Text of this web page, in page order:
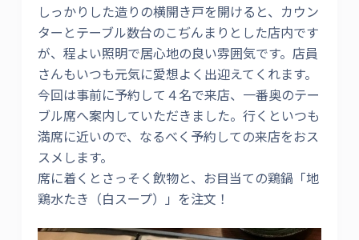
しっかりした造りの横開き戸を開けると、カウン
ターとテーブル数台のこぢんまりとした店内です
が、程よい照明で居心地の良い雰囲気です。店員
さんもいつも元気に愛想よく出迎えてくれます。
今回は事前に予約して４名で来店、一番奥のテー
ブル席へ案内していただきました。行くといつも
満席に近いので、なるべく予約しての来店をおス
スメします。
席に着くとさっそく飲物と、お目当ての鶏鍋「地
鶏水たき（白スープ）」を注文！